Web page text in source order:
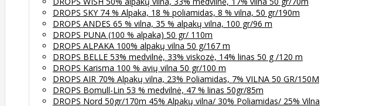
DROPS SKY 74 % Alpaka, 18 % poliamidas, 8 % vilna, 50 gr/190m
DROPS ANDES 65 % vilna, 35 % alpakų vilna, 100 gr/96 m
DROPS PUNA (100 % alpaka) 50 gr/ 110m
DROPS ALPAKA 100% alpakų vilna 50 g/167 m
DROPS BELLE 53% medvilnė, 33% viskozė, 14% linas 50 g /120 m
DROPS Karisma 100 % avių vilna 50 gr/100 m
DROPS AIR 70% Alpakų vilna, 23% Poliamidas, 7% VILNA 50 GR/150M
DROPS Bomull-Lin 53 % medvilnė, 47 % linas 50gr/85m
DROPS Nord 50gr/170m 45% Alpakų vilna/ 30% Poliamidas/ 25% Vilna